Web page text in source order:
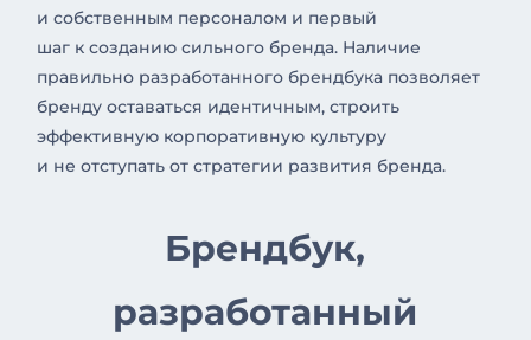
и собственным персоналом и первый
шаг к созданию сильного бренда. Наличие
правильно разработанного брендбука позволяет
бренду оставаться идентичным, строить
эффективную корпоративную культуру
и не отступать от стратегии развития бренда.
Брендбук,
разработанный